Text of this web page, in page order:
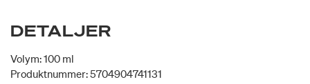
DETALJER
Volym: 100 ml
Produktnummer: 5704904741131